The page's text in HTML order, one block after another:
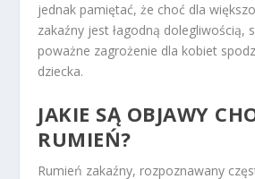
jednak pamiętać, że choć dla
zakaźny jest łagodną dolegliwością,
poważne zagrożenie dla kobiet
dziecka.
JAKIE SĄ OBJAWY
RUMIEŃ?
Rumień zakaźny, rozpoznawany